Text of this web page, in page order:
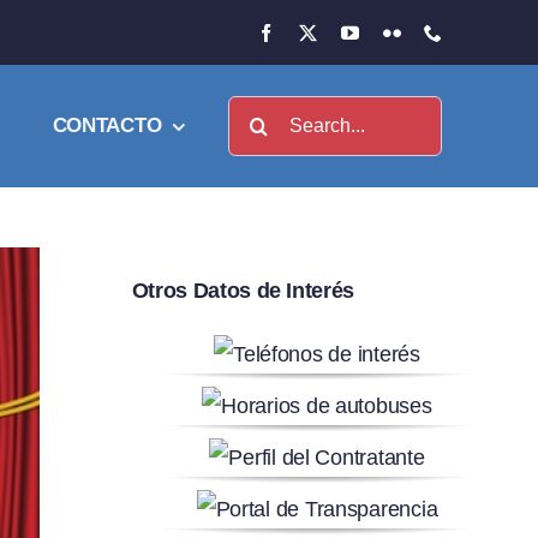
CONTACTO Buscar:
Otros Datos de Interés